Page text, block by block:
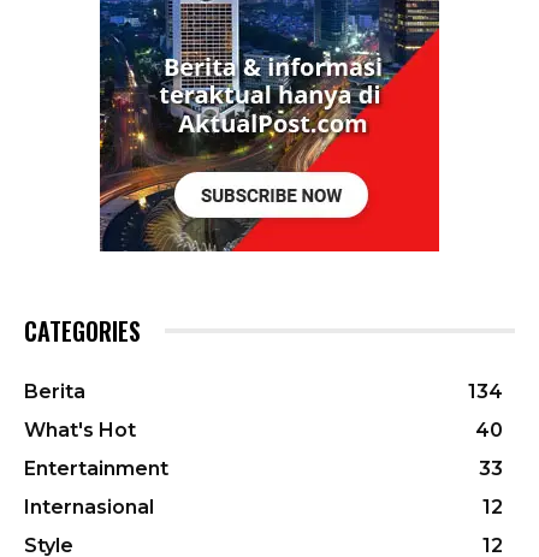
CATEGORIES
Berita
134
What's Hot
40
Entertainment
33
Internasional
12
Style
12